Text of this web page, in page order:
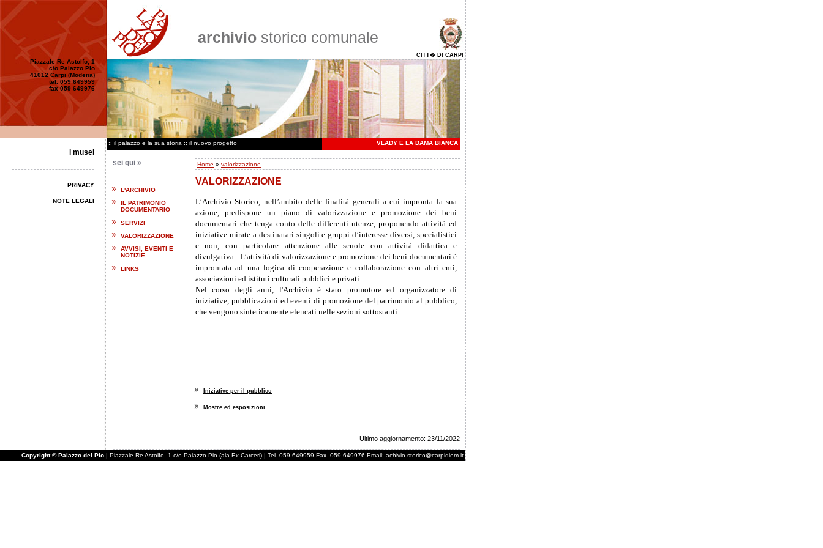
archivio storico comunale
Piazzale Re Astolfo, 1
c/o Palazzo Pio
41012 Carpi (Modena)
tel. 059 649959
fax 059 649976
CITT� DI CARPI
i musei
PRIVACY
NOTE LEGALI
:: il palazzo e la sua storia :: il nuovo progetto VLADY E LA DAMA BIANCA
sei qui »
L'ARCHIVIO
IL PATRIMONIO
DOCUMENTARIO
SERVIZI
VALORIZZAZIONE
AVVISI, EVENTI E
NOTIZIE
LINKS
Home » valorizzazione
VALORIZZAZIONE
L’Archivio Storico, nell’ambito delle finalità generali a cui impronta la sua
azione, predispone un piano di valorizzazione e promozione dei beni
documentari che tenga conto delle differenti utenze, proponendo attività ed
iniziative mirate a destinatari singoli e gruppi d’interesse diversi, specialistici
e non, con particolare attenzione alle scuole con attività didattica e
divulgativa. L’attività di valorizzazione e promozione dei beni documentari è
improntata ad una logica di cooperazione e collaborazione con altri enti,
associazioni ed istituti culturali pubblici e privati.
Nel corso degli anni, l'Archivio è stato promotore ed organizzatore di
iniziative, pubblicazioni ed eventi di promozione del patrimonio al pubblico,
che vengono sinteticamente elencati nelle sezioni sottostanti.
Iniziative per il pubblico
Mostre ed esposizioni
Ultimo aggiornamento: 23/11/2022
Copyright © Palazzo dei Pio | Piazzale Re Astolfo, 1 c/o Palazzo Pio (ala Ex Carceri) | Tel. 059 649959 Fax. 059 649976 Email: achivio.storico@carpidiem.it